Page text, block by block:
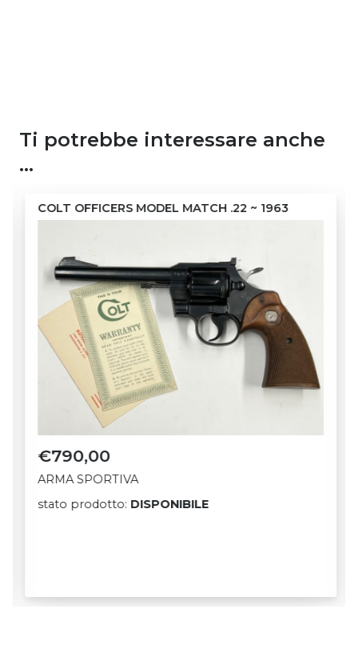
Ti potrebbe interessare anche
…
COLT OFFICERS MODEL MATCH .22 ~ 1963
€790,00
ARMA SPORTIVA
stato prodotto: DISPONIBILE